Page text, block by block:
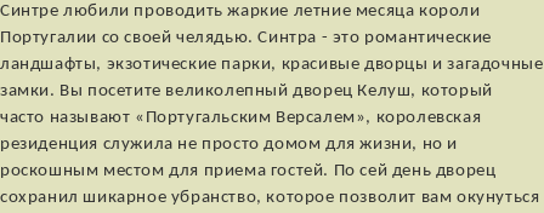
Синтре любили проводить жаркие летние месяца короли
Португалии со своей челядью. Синтра - это романтические
ландшафты, экзотические парки, красивые дворцы и загадочные
замки. Вы посетите великолепный дворец Келуш, который
часто называют «Португальским Версалем», королевская
резиденция служила не просто домом для жизни, но и
роскошным местом для приема гостей. По сей день дворец
сохранил шикарное убранство, которое позволит вам окунуться